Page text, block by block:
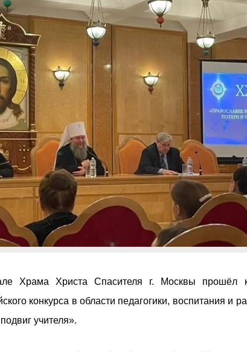
Храма Христа Спасителя г. Москвы прошёл
конкурса в области педагогики, воспитания и
учителя».